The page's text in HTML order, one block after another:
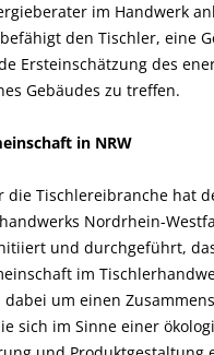
im Handwerk
den Tischler, eine
Ersteinschätzung des
Gebäudes zu treffen.
in NRW
die Tischlereibranche hat
Nordrhein-
und durchgeführt,
im
um einen
sich im Sinne einer